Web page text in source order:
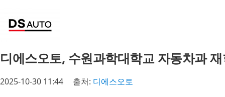
디에스오토, 수원과학대학교 자동차과
2025-10-30 11:44 출처: 디에스오토